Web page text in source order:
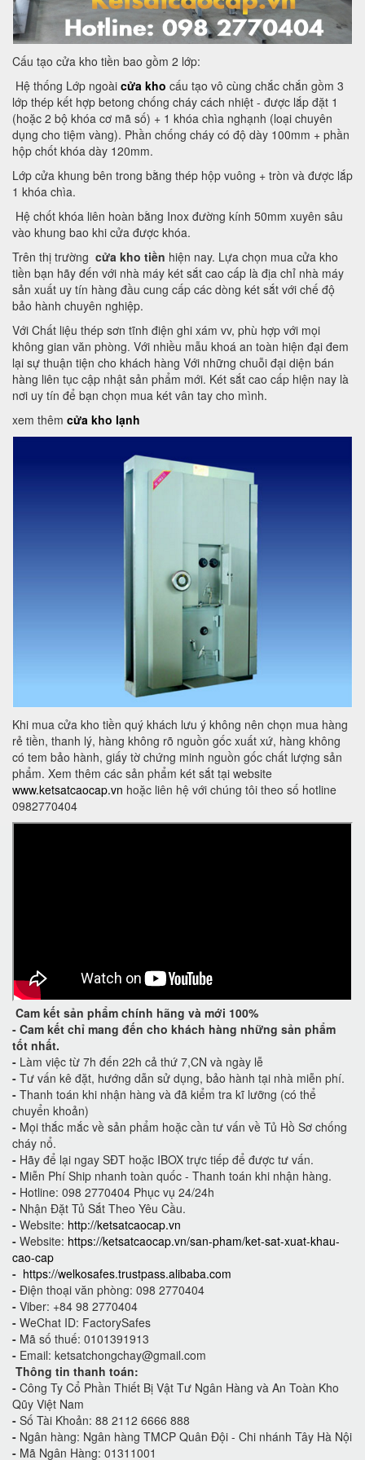
Cấu tạo cửa kho tiền bao gồm 2 lớp:
Hệ thống Lớp ngoài cửa kho cấu tạo vô cùng chắc chắn gồm 3
lớp thép kết hợp betong chống cháy cách nhiệt - được lắp đặt 1
(hoặc 2 bộ khóa cơ mã số) + 1 khóa chìa nghạnh (loại chuyên
dụng cho tiệm vàng). Phần chống cháy có độ dày 100mm + phần
hộp chốt khóa dày 120mm.
Lớp cửa khung bên trong bằng thép hộp vuông + tròn và được lắp
1 khóa chìa.
Hệ chốt khóa liên hoàn bằng Inox đường kính 50mm xuyên sâu
vào khung bao khi cửa được khóa.
Trên thị trường cửa kho tiền hiện nay. Lựa chọn mua cửa kho
tiền bạn hãy đến với nhà máy két sắt cao cấp là địa chỉ nhà máy
sản xuất uy tín hàng đầu cung cấp các dòng két sắt với chế độ
bảo hành chuyên nghiệp.
Với Chất liệu thép sơn tĩnh điện ghi xám vv, phù hợp với mọi
không gian văn phòng. Với nhiều mẫu khoá an toàn hiện đại đem
lại sự thuận tiện cho khách hàng Với những chuỗi đại diện bán
hàng liên tục cập nhật sản phẩm mới. Két sắt cao cấp hiện nay là
nơi uy tín để bạn chọn mua két vân tay cho mình.
xem thêm cửa kho lạnh
Khi mua cửa kho tiền quý khách lưu ý không nên chọn mua hàng
rẻ tiền, thanh lý, hàng không rõ nguồn gốc xuất xứ, hàng không
có tem bảo hành, giấy tờ chứng minh nguồn gốc chất lượng sản
phẩm. Xem thêm các sản phẩm két sắt tại website
www.ketsatcaocap.vn hoặc liên hệ với chúng tôi theo số hotline
0982770404
Cam kết sản phẩm chính hãng và mới 100%
- Cam kết chỉ mang đến cho khách hàng những sản phẩm
tốt nhất.
- Làm việc từ 7h đến 22h cả thứ 7,CN và ngày lễ
- Tư vấn kê đặt, hướng dẫn sử dụng, bảo hành tại nhà miễn phí.
- Thanh toán khi nhận hàng và đã kiểm tra kĩ lưỡng (có thể
chuyển khoản)
- Mọi thắc mắc về sản phẩm hoặc cần tư vấn về Tủ Hồ Sơ chống
cháy nổ.
- Hãy để lại ngay SĐT hoặc IBOX trực tiếp để được tư vấn.
- Miễn Phí Ship nhanh toàn quốc - Thanh toán khi nhận hàng.
- Hotline: 098 2770404 Phục vụ 24/24h
- Nhận Đặt Tủ Sắt Theo Yêu Cầu.
- Website: http://ketsatcaocap.vn
- Website: https://ketsatcaocap.vn/san-pham/ket-sat-xuat-khau-
cao-cap
- https://welkosafes.trustpass.alibaba.com
- Điện thoại văn phòng: 098 2770404
- Viber: +84 98 2770404
- WeChat ID: FactorySafes
- Mã số thuế: 0101391913
- Email: ketsatchongchay@gmail.com
Thông tin thanh toán:
- Công Ty Cổ Phần Thiết Bị Vật Tư Ngân Hàng và An Toàn Kho
Qũy Việt Nam
- Số Tài Khoản: 88 2112 6666 888
- Ngân hàng: Ngân hàng TMCP Quân Đội - Chi nhánh Tây Hà Nội
- Mã Ngân Hàng: 01311001